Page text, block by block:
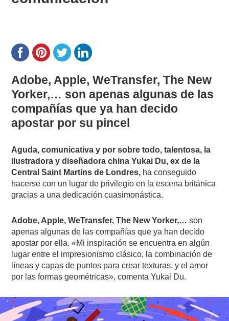
Adobe, Apple, WeTransfer, The New
Yorker,… son apenas algunas de las
compañías que ya han decido
apostar por su pincel
Aguda, comunicativa y por sobre todo, talentosa, la
ilustradora y diseñadora china Yukai Du, ex de la
Central Saint Martins de Londres, ha conseguido
hacerse con un lugar de privilegio en la escena británica
gracias a una dedicación cuasimonástica.
Adobe, Apple, WeTransfer, The New Yorker,… son
apenas algunas de las compañías que ya han decido
apostar por ella. «Mi inspiración se encuentra en algún
lugar entre el impresionismo clásico, la combinación de
líneas y capas de puntos para crear texturas, y el amor
por las formas geométricas», comenta Yukai Du.